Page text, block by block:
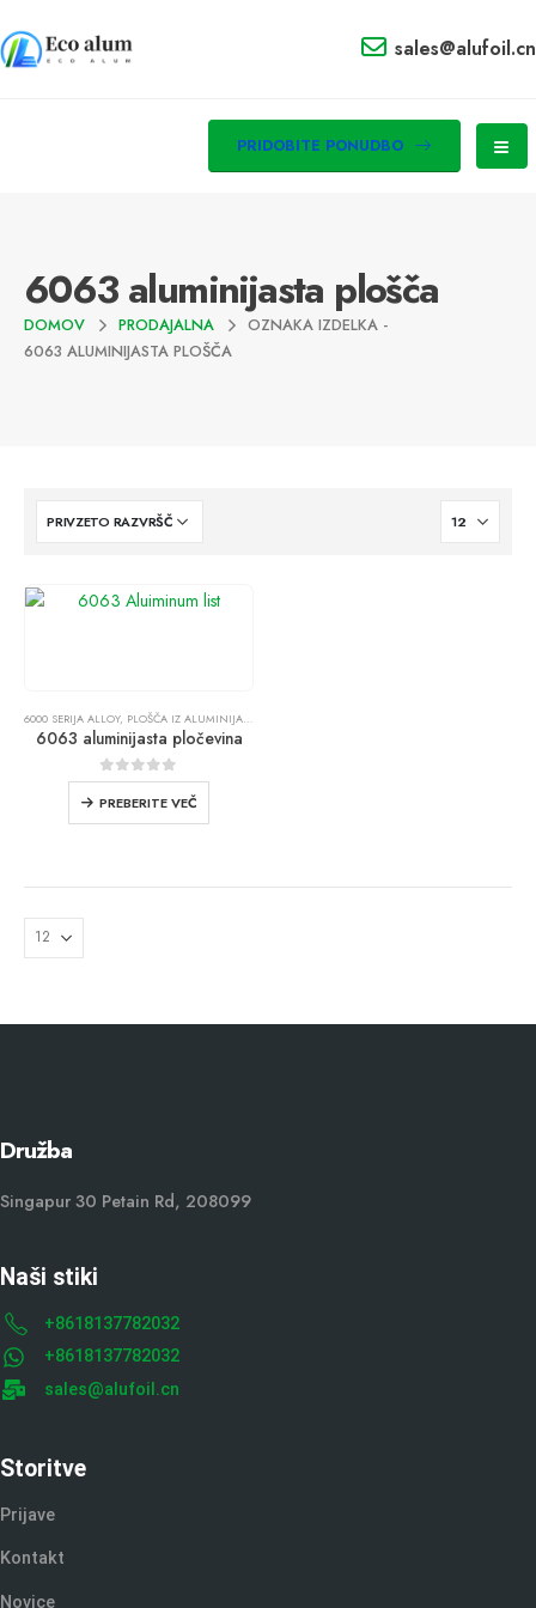
sales@alufoil.cn
PRIDOBITE PONUDBO
6063 aluminijasta plošča
DOMOV PRODAJALNA
OZNAKA IZDELKA -
6063 ALUMINIJASTA PLOŠČA
6000 SERIJA ALLOY, PLOŠČA IZ ALUMINIJASTE PLOČEVINE
6063 aluminijasta pločevina
0zunaj 5
PREBERITE VEČ
Družba
Singapur 30 Petain Rd, 208099
Naši stiki
+8618137782032
+8618137782032
sales@alufoil.cn
Storitve
Prijave
Kontakt
Novice